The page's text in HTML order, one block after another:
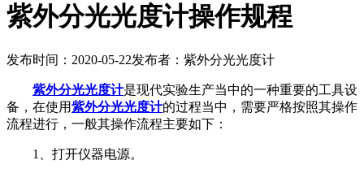
紫外分光光度计操作规程
发布时间：2020-05-22发布者：紫外分光光度计
紫外分光光度计是现代实验生产当中的一种重要的工具设
备，在使用紫外分光光度计的过程当中，需要严格按照其操作
流程进行，一般其操作流程主要如下：
1、打开仪器电源。